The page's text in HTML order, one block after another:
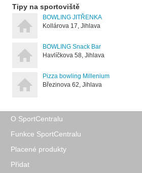
Tipy na sportoviště
BOWLING JITŘENKA
Kollárova 17, Jihlava
BOWLING Snack Bar
Havlíčkova 58, Jihlava
Pizza bowling Millenium
Březinova 62, Jihlava
O SportCentralu
Funkce SportCentralu
Placené produkty
Přidat